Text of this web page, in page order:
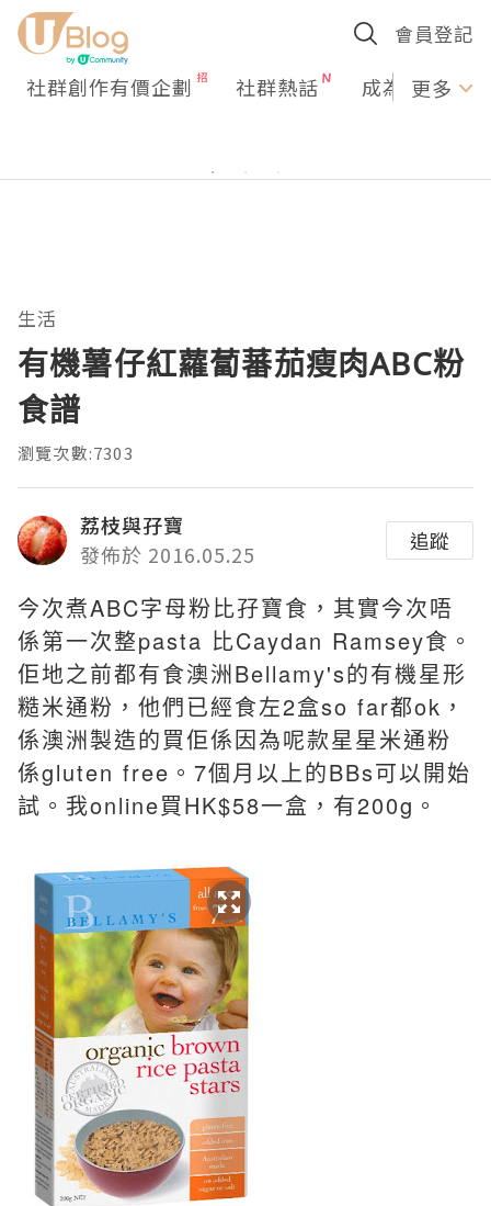
會員登記
社群創作有價企劃 社群熱話 成為U更多
生活
有機薯仔紅蘿蔔蕃茄瘦肉ABC粉
食譜
瀏覽次數:7303
荔枝與孖寶
發佈於 2016.05.25
追蹤
今次煮ABC字母粉比孖寶食，其實今次唔
係第一次整pasta 比Caydan Ramsey食。
佢地之前都有食澳洲Bellamy's的有機星形
糙米通粉，他們已經食左2盒so far都ok，
係澳洲製造的買佢係因為呢款星星米通粉
係gluten free。7個月以上的BBs可以開始
試。我online買HK$58一盒，有200g。